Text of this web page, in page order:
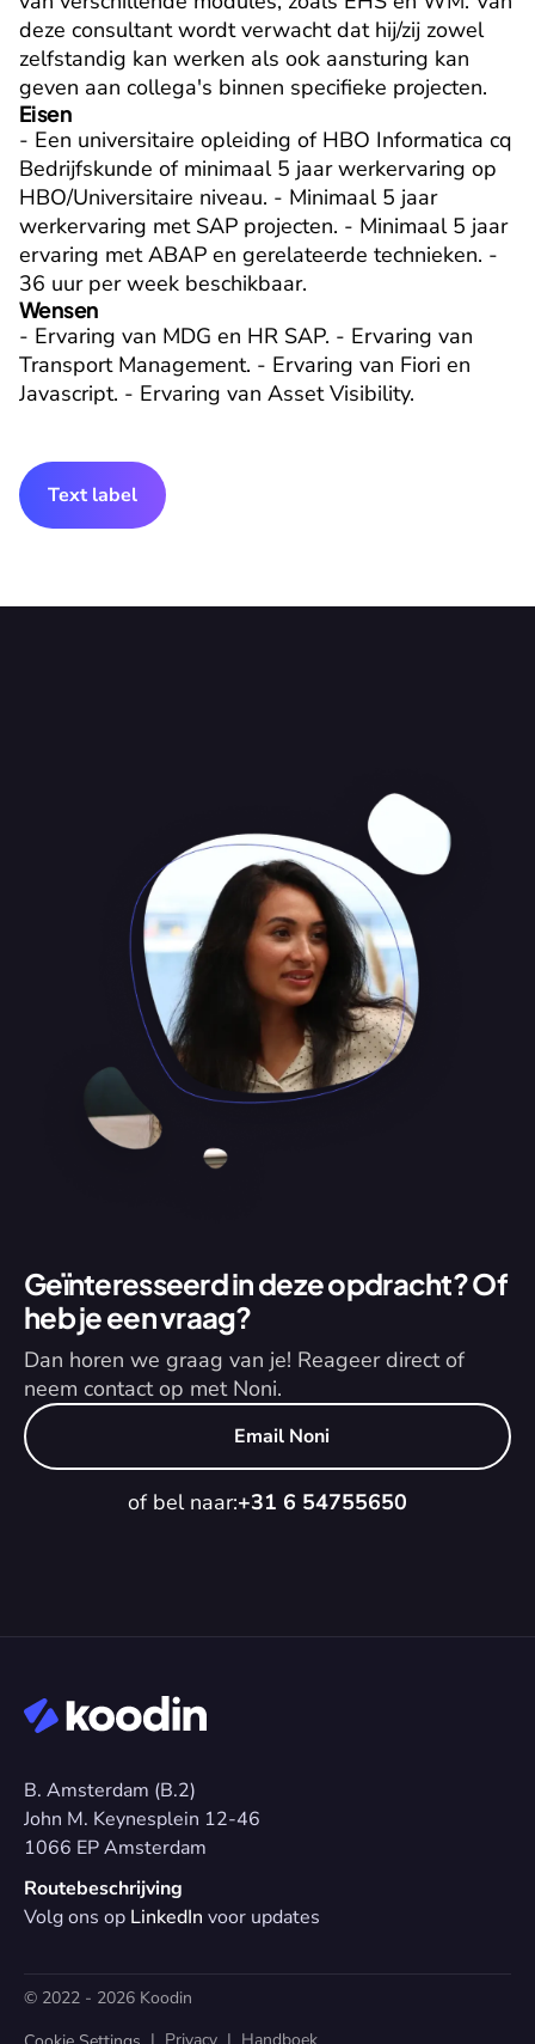
deze consultant wordt verwacht dat hij/zij zowel
zelfstandig kan werken als ook aansturing kan
geven aan collega's binnen specifieke projecten.
Eisen
- Een universitaire opleiding of HBO Informatica cq
Bedrijfskunde of minimaal 5 jaar werkervaring op
HBO/Universitaire niveau. - Minimaal 5 jaar
werkervaring met SAP projecten. - Minimaal 5 jaar
ervaring met ABAP en gerelateerde technieken. -
36 uur per week beschikbaar.
Wensen
- Ervaring van MDG en HR SAP. - Ervaring van
Transport Management. - Ervaring van Fiori en
Javascript. - Ervaring van Asset Visibility.
Text label
Geïnteresseerd in deze opdracht? Of
heb je een vraag?
Dan horen we graag van je! Reageer direct of
neem contact op met Noni.
Email Noni
of bel naar:+31 6 54755650
B. Amsterdam (B.2)
John M. Keynesplein 12-46
1066 EP Amsterdam
Routebeschrijving
Volg ons op LinkedIn voor updates
© 2022 - 2026 Koodin